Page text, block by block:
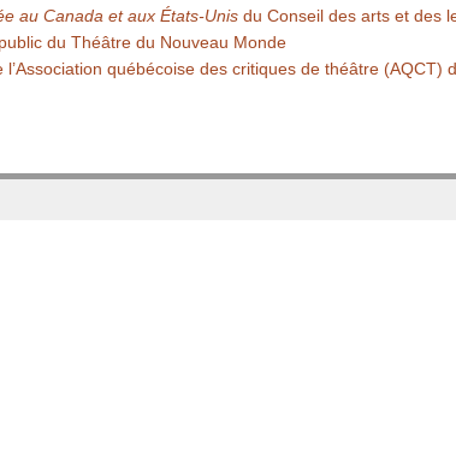
au Canada et aux États-Unis du Conseil des arts et des
du Théâtre du Nouveau Monde
l’Association québécoise des critiques de théâtre (AQCT)